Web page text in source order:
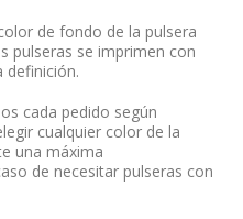
decían.
Muy
content
os,
repetir
emos
fue
muy
explica
do y
de fondo de la pulsera
pulseras se imprimen con
definición.
cada pedido según
cualquier color de la
una máxima
de necesitar pulseras con